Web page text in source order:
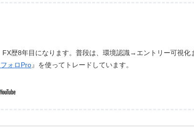
FX歴8年目になります。普段は、環境認識→エントリー可視化
フォロPro』を使ってトレードしています。